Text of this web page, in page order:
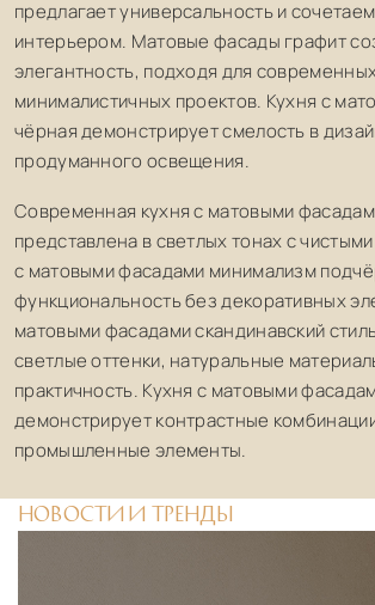
предлагает универсальность и
интерьером. Матовые фасады графит
элегантность, подходя для
минималистичных проектов. Кухня с
чёрная демонстрирует смелость в
продуманного освещения.
Современная кухня с матовыми
представлена в светлых тонах с
с матовыми фасадами минимализм
функциональность без декоративных
матовыми фасадами скандинавский
светлые оттенки, натуральные
практичность. Кухня с матовыми
демонстрирует контрастные
промышленные элементы.
НОВОСТИ И ТРЕНДЫ